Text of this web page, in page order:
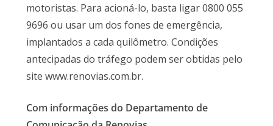
motoristas. Para acioná-lo, basta ligar 0800 055
9696 ou usar um dos fones de emergência,
implantados a cada quilômetro. Condições
antecipadas do tráfego podem ser obtidas pelo
site www.renovias.com.br.
Com informações do Departamento de